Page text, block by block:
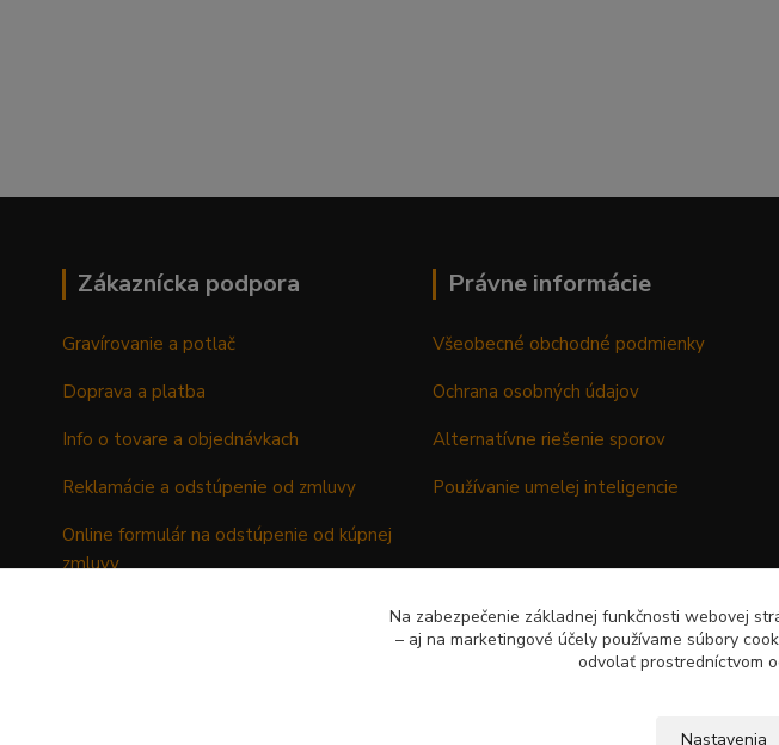
Zákaznícka podpora
Gravírovanie a potlač
Doprava a platba
Info o tovare a objednávkach
Reklamácie a odstúpenie od zmluvy
Online formulár na odstúpenie od kúpnej
zmluvy
Právne informácie
Všeobecné obchodné podmienky
Ochrana osobných údajov
Alternatívne riešenie sporov
Používanie umelej inteligencie
Na zabezpečenie základnej funkčnosti webovej
– aj na marketingové účely používame súbory
odvolať prostredníctvom
Nastavenia